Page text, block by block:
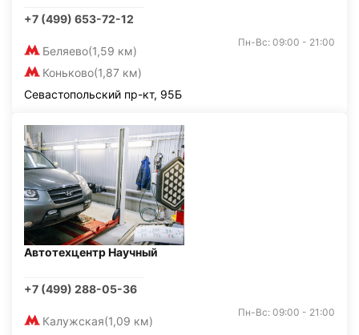
+7 (499) 653-72-12
Беляево(1,59 км)
Коньково(1,87 км)
Пн-Вс: 09:00 - 21:00
Севастопольский пр-кт, 95Б
Автотехцентр Научный
+7 (499) 288-05-36
Калужская(1,09 км)
Пн-Вс: 09:00 - 21:00